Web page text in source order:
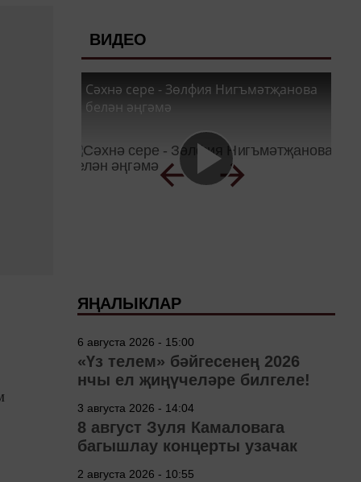
ВИДЕО
Сәхнә сере - Зөлфия Нигъмәтҗанова
белән әңгәмә
ЯҢАЛЫКЛАР
6 августа 2026 - 15:00
«Үз телем» бәйгесенең 2026
нчы ел җиңүчеләре билгеле!
3 августа 2026 - 14:04
8 август Зуля Камаловага
багышлау концерты узачак
2 августа 2026 - 10:55